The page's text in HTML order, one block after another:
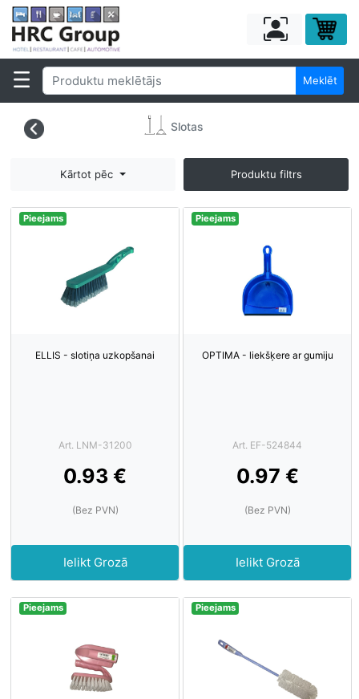
Meklēt
Slotas
Kārtot pēc Produktu filtrs
Pieejams
ELLIS - slotiņa uzkopšanai
Art. LNM-31200
0.93 €
(Bez PVN)
Ielikt Grozā
Pieejams
OPTIMA - liekšķere ar gumiju
Art. EF-524844
0.97 €
(Bez PVN)
Ielikt Grozā
Pieejams Pieejams